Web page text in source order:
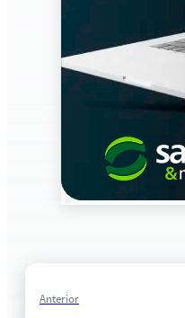
Anterior